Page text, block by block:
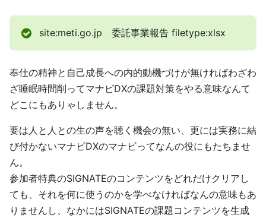
site:meti.go.jp 委託事業報告 filetype:xlsx
奉仕の精神と自己成長への内的動機づけが無ければわざわ
ざ睡眠時間削ってマナビDXの課題対策をやる意味なんて
どこにもありゃしません。
要は人と人との生の声を聴く機会の無い、更には実務に結
び付かないマナビDXのマナビってなんの役にもたちませ
ん。
参加者特典のSIGNATEのコンテンツをどれだけクリアし
ても、それを何に使うのかを学べなければなんの意味もあ
りませんし、なかにはSIGNATEの課題コンテンツを生成